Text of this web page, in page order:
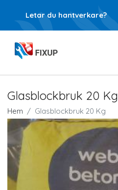
Letar du hantverkare?
Glasblockbruk 20 Kg
Hem Glasblockbruk 20 Kg